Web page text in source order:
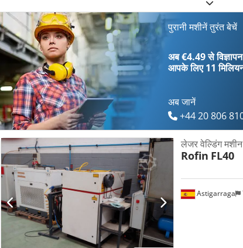
पुरानी मशीनें तुरंत बेचें
अब €4.49 से
आपके लिए11
अब जानें
+44 20 806
Astigarraga
लेजर वेल्डिंग मशीन
Rofin FL40